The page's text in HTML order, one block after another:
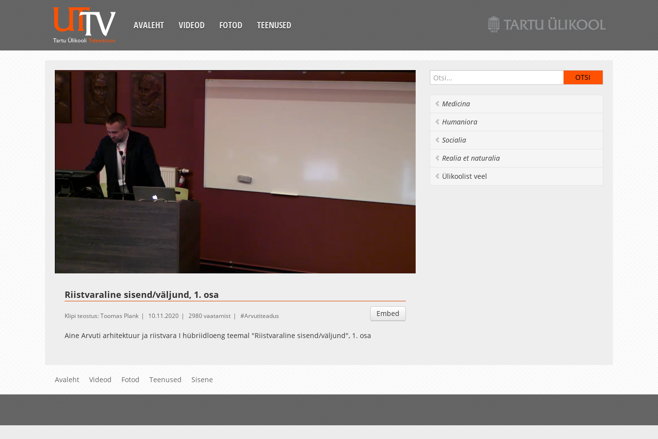
AVALEHT VIDEOD FOTOD TEENUSED
2.89%
Riistvaraline sisend/väljund, 1. osa
Embed
Klipi teostus: Toomas Plank 10.11.2020 2980 vaatamist Arvutiteadus
Aine Arvuti arhitektuur ja riistvara I hübriidloeng teemal "Riistvaraline sisend/väljund", 1. osa
Medicina
Humaniora
Socialia
Realia et naturalia
Ülikoolist veel
Avaleht Videod Fotod Teenused Sisene